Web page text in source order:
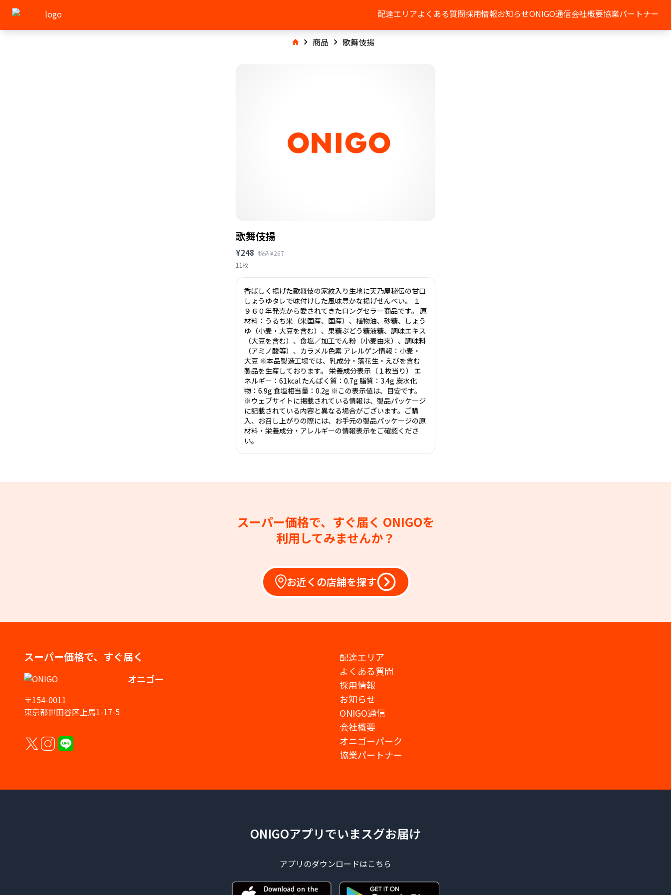
配達エリアよくある質問採用情報お知らせONIGO通信会社概要協業パートナー
商品 歌舞伎揚
歌舞伎揚
¥248 税込¥267
11枚
香ばしく揚げた歌舞伎の家紋入り生地に天乃屋秘伝の甘口
しょうゆタレで味付けした風味豊かな揚げせんべい。 １
９６０年発売から愛されてきたロングセラー商品です。 原
材料：うるち米（米国産、国産）、植物油、砂糖、しょう
ゆ（小麦・大豆を含む）、果糖ぶどう糖液糖、調味エキス
（大豆を含む）、食塩／加工でん粉（小麦由来）、調味料
（アミノ酸等）、カラメル色素 アレルゲン情報：小麦・
大豆 ※本品製造工場では、乳成分・落花生・えびを含む
製品を生産しております。 栄養成分表示（１枚当り） エ
ネルギー：61kcal たんぱく質：0.7g 脂質：3.4g 炭水化
物：6.9g 食塩相当量：0.2g ※この表示値は、目安です。
※ウェブサイトに掲載されている情報は、製品パッケージ
に記載されている内容と異なる場合がございます。ご購
入、お召し上がりの際には、お手元の製品パッケージの原
材料・栄養成分・アレルギーの情報表示をご確認くださ
い。
スーパー価格で、すぐ届く ONIGOを
利用してみませんか？
お近くの店舗を探す
スーパー価格で、すぐ届く
オニゴー
〒154-0011
東京都世田谷区上馬1-17-5
配達エリア
よくある質問
採用情報
お知らせ
ONIGO通信
会社概要
オニゴーパーク
協業パートナー
ONIGOアプリでいまスグお届け
アプリのダウンロードはこちら